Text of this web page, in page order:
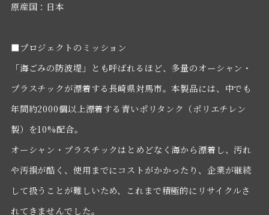
原産国：日本
■プロジェクトのミッション
「海ごみの防波堤」とも呼ばれるほど、多量のオーシャン・
プラスチックが漂着する長崎県対馬市。本製品には、中でも
年間約2000個以上漂着する青いポリタンク（ポリエチレン
製）を10%配合。
オーシャン・プラスチックはとめどなく海から漂着し、汚れ
や汚損が酷く、使用までにコストがかかったり、企業が継続
して扱うことが難しいため、これまで積極的にリサイクルさ
れてきませんでした。